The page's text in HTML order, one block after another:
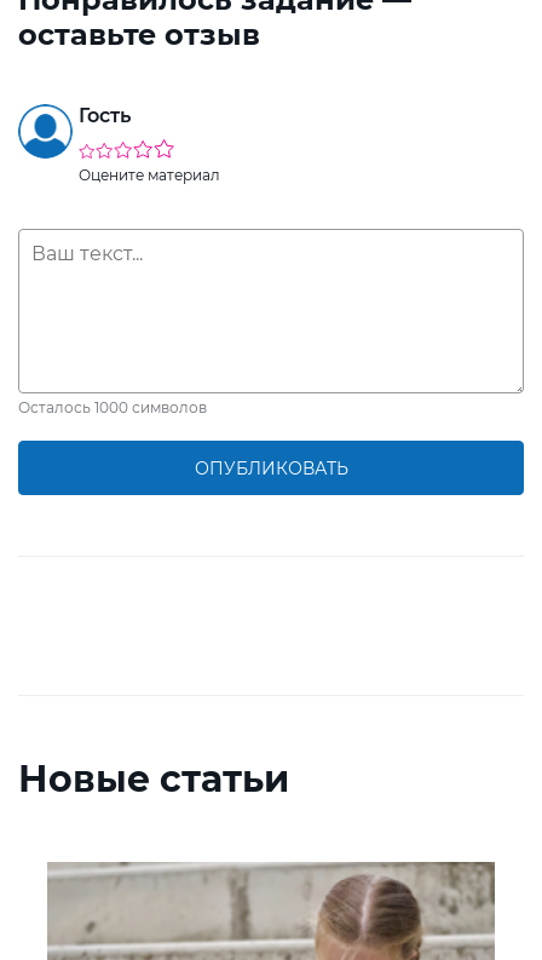
оставьте отзыв
Гость
Оцените материал
Осталось 1000 символов
ОПУБЛИКОВАТЬ
Новые статьи